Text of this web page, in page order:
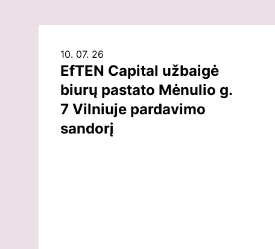
10. 07. 26
EfTEN Capital užbaigė
biurų pastato Mėnulio g.
7 Vilniuje pardavimo
sandorį